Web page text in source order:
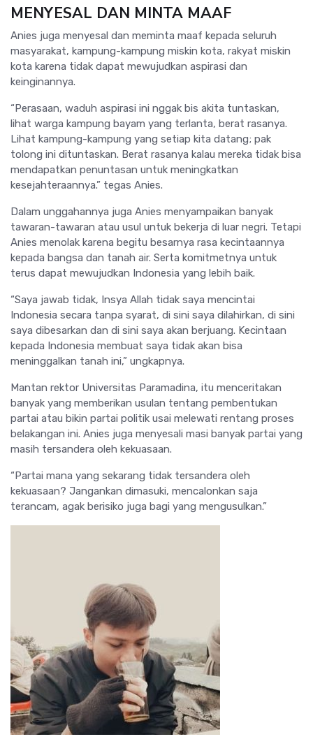
MENYESAL DAN MINTA MAAF
Anies juga menyesal dan meminta maaf kepada seluruh
masyarakat, kampung-kampung miskin kota, rakyat miskin
kota karena tidak dapat mewujudkan aspirasi dan
keinginannya.
“Perasaan, waduh aspirasi ini nggak bis akita tuntaskan,
lihat warga kampung bayam yang terlanta, berat rasanya.
Lihat kampung-kampung yang setiap kita datang; pak
tolong ini dituntaskan. Berat rasanya kalau mereka tidak bisa
mendapatkan penuntasan untuk meningkatkan
kesejahteraannya.” tegas Anies.
Dalam unggahannya juga Anies menyampaikan banyak
tawaran-tawaran atau usul untuk bekerja di luar negri. Tetapi
Anies menolak karena begitu besarnya rasa kecintaannya
kepada bangsa dan tanah air. Serta komitmetnya untuk
terus dapat mewujudkan Indonesia yang lebih baik.
“Saya jawab tidak, Insya Allah tidak saya mencintai
Indonesia secara tanpa syarat, di sini saya dilahirkan, di sini
saya dibesarkan dan di sini saya akan berjuang. Kecintaan
kepada Indonesia membuat saya tidak akan bisa
meninggalkan tanah ini,” ungkapnya.
Mantan rektor Universitas Paramadina, itu menceritakan
banyak yang memberikan usulan tentang pembentukan
partai atau bikin partai politik usai melewati rentang proses
belakangan ini. Anies juga menyesali masi banyak partai yang
masih tersandera oleh kekuasaan.
“Partai mana yang sekarang tidak tersandera oleh
kekuasaan? Jangankan dimasuki, mencalonkan saja
terancam, agak berisiko juga bagi yang mengusulkan.”